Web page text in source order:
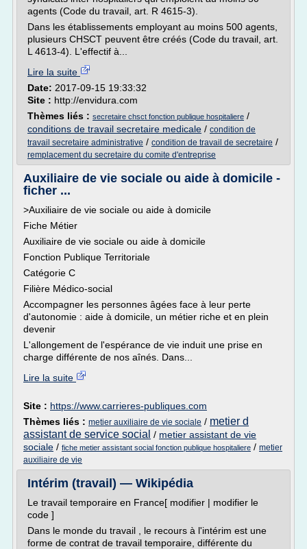
agents (Code du travail, art. R 4615-3).
Dans les établissements employant au moins 500 agents,
plusieurs CHSCT peuvent être créés (Code du travail, art.
L 4613-4). L'effectif à...
Lire la suite
Date: 2017-09-15 19:33:32
Site : http://envidura.com
Thèmes liés : secretaire chsct fonction publique hospitaliere /
conditions de travail secretaire medicale / condition de
travail secretaire administrative / condition de travail de secretaire /
remplacement du secretaire du comite d'entreprise
Auxiliaire de vie sociale ou aide à domicile -
ficher ...
>Auxiliaire de vie sociale ou aide à domicile
Fiche Métier
Auxiliaire de vie sociale ou aide à domicile
Fonction Publique Territoriale
Catégorie C
Filière Médico-social
Accompagner les personnes âgées face à leur perte
d'autonomie : aide à domicile, un métier riche et en plein
devenir
L'allongement de l'espérance de vie induit une prise en
charge différente de nos aînés. Dans...
Lire la suite
Site : https://www.carrieres-publiques.com
Thèmes liés : metier auxiliaire de vie sociale / metier d
assistant de service social / metier assistant de vie
sociale / fiche metier assistant social fonction publique hospitaliere / metier
auxiliaire de vie
Intérim (travail) — Wikipédia
Le travail temporaire en France[ modifier | modifier le
code ]
Dans le monde du travail , le recours à l'intérim est une
forme de contrat de travail temporaire, différente du